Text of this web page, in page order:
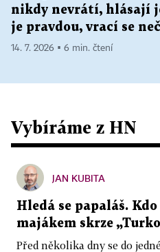
nikdy nevrátí, hlásají
je pravdou, vrací se
14. 7. 2026 ▪ 6 min. čtení
Vybíráme z HN
JAN KUBITA
Hledá se papaláš.
majákem skrze
Před několika dny se do